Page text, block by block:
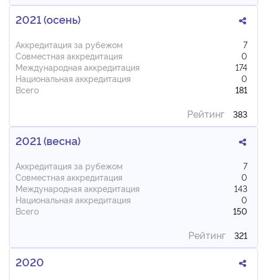
2021 (осень)
Аккредитация за рубежом
7
Совместная аккредитация
0
Международная аккредитация
174
Национальная аккредитация
0
Всего
181
Рейтинг 383
2021 (весна)
Аккредитация за рубежом
7
Совместная аккредитация
0
Международная аккредитация
143
Национальная аккредитация
0
Всего
150
Рейтинг 321
2020